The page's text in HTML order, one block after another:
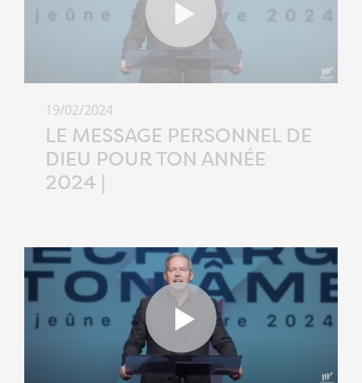
19/02/2024
LE MESSAGE PERSONNEL DE
DIEU POUR TON ANNÉE
2024 |